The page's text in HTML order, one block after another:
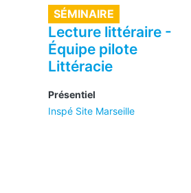
SÉMINAIRE
Lecture littéraire -
Équipe pilote
Littéracie
Présentiel
Inspé Site Marseille